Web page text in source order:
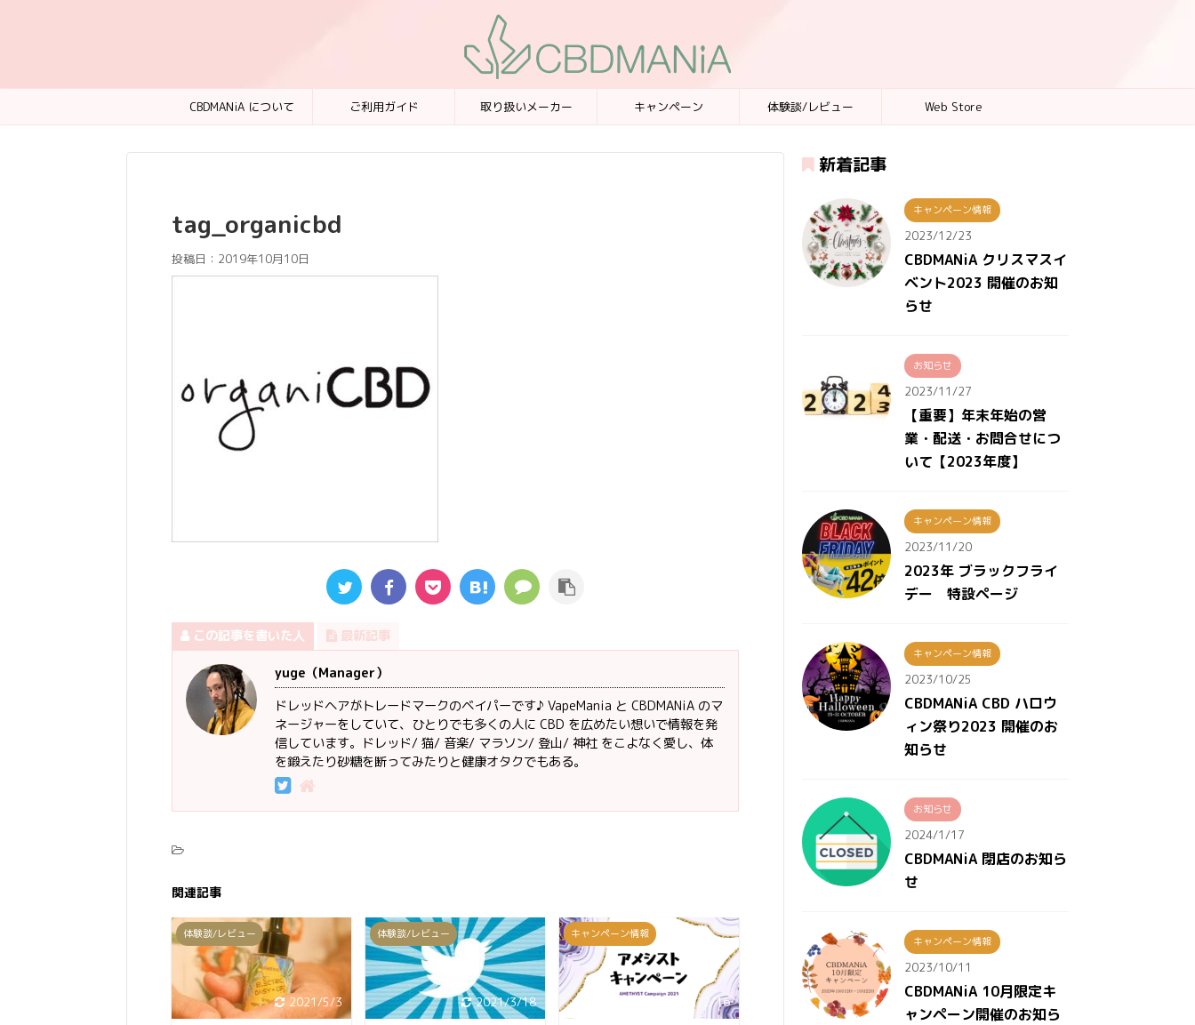
CBDMANiA について ご利用ガイド 取り扱いメーカー キャンペーン 体験談/レビュー Web Store
tag_organicbd
投稿日： 2019年10月10日
この記事を書いた人 最新記事
yuge（Manager）
ドレッドヘアがトレードマークのベイパーです♪ VapeMania と CBDMANiA のマ
ネージャーをしていて、ひとりでも多くの人に CBD を広めたい想いで情報を発
信しています。ドレッド/ 猫/ 音楽/ マラソン/ 登山/ 神社 をこよなく愛し、体
を鍛えたり砂糖を断ってみたりと健康オタクでもある。
関連記事
体験談/レビュー
2021/5/3
体験談/レビュー
2021/3/18
キャンペーン情報
2021/2/16
新着記事
キャンペーン情報
2023/12/23
CBDMANiA クリスマスイ
ベント2023 開催のお知
らせ
お知らせ
2023/11/27
【重要】年末年始の営
業・配送・お問合せにつ
いて【2023年度】
キャンペーン情報
2023/11/20
2023年 ブラックフライ
デー 特設ページ
キャンペーン情報
2023/10/25
CBDMANiA CBD ハロウ
ィン祭り2023 開催のお
知らせ
お知らせ
2024/1/17
CBDMANiA 閉店のお知ら
せ
キャンペーン情報
2023/10/11
CBDMANiA 10月限定キ
ャンペーン開催のお知ら